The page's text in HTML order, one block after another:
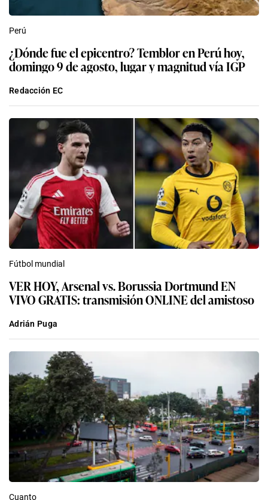
Perú
¿Dónde fue el epicentro? Temblor en Perú hoy,
domingo 9 de agosto, lugar y magnitud vía IGP
Redacción EC
Fútbol mundial
VER HOY, Arsenal vs. Borussia Dortmund EN
VIVO GRATIS: transmisión ONLINE del amistoso
Adrián Puga
Cuanto